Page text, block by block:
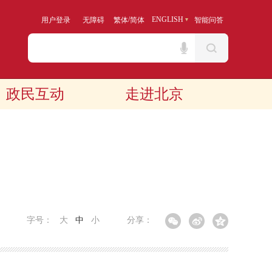
用户登录 无障碍 繁体/简体 ENGLISH 智能问答
政民互动 走进北京
分享：
字号： 大 中 小